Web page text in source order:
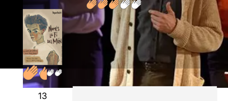
13